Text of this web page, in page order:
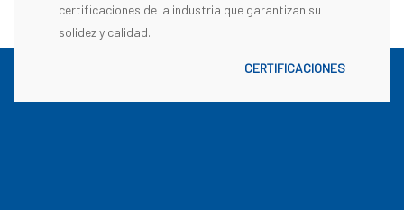
certificaciones de la industria que garantizan su
solidez y calidad.
CERTIFICACIONES